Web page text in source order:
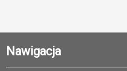
Nawigacja